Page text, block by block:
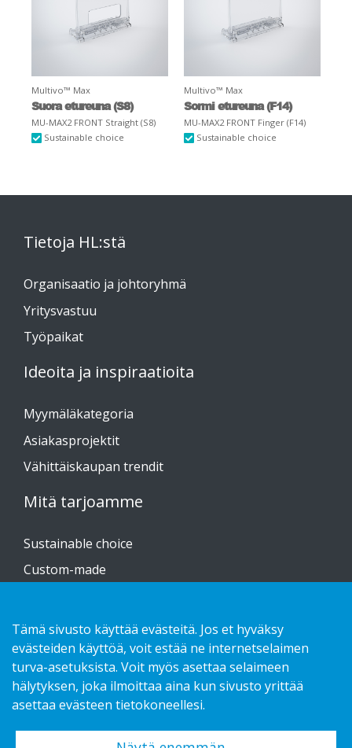
Multivo™ Max
Suora etureuna (S8)
MU-MAX2 FRONT Straight (S8)
Sustainable choice
Multivo™ Max
Sormi etureuna (F14)
MU-MAX2 FRONT Finger (F14)
Sustainable choice
Tietoja HL:stä
Organisaatio ja johtoryhmä
Yritysvastuu
Työpaikat
Ideoita ja inspiraatioita
Myymäläkategoria
Asiakasprojektit
Vähittäiskaupan trendit
Mitä tarjoamme
Sustainable choice
Custom-made
Kuvasto
Ota yhteyttä!
Tietosuojaseloste
Tämä sivusto käyttää evästeitä. Jos et hyväksy
evästeiden käyttöä, voit estää ne internetselaimen
turva-asetuksista. Voit myös asettaa selaimeen
hälytyksen, joka ilmoittaa aina kun sivusto yrittää
asettaa evästeen tietokoneellesi.